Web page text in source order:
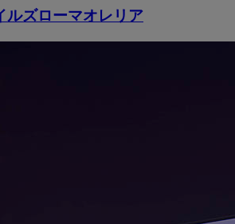
ルズローマオレリア